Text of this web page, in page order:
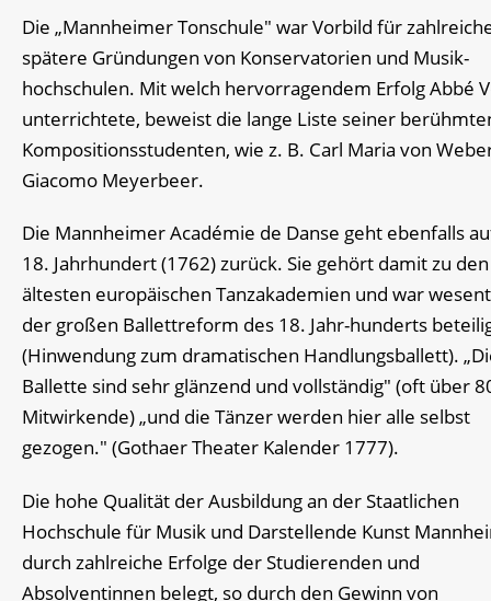
Die „Mannheimer Tonschule" war Vorbild für
spätere Gründungen von Konservatorien und Musik-
hochschulen. Mit welch hervorragendem Erfolg Abbé
unterrichtete, beweist die lange Liste seiner
Kompositionsstudenten, wie z. B. Carl Maria von
Giacomo Meyerbeer.
Die Mannheimer Académie de Danse geht ebenfalls
18. Jahrhundert (1762) zurück. Sie gehört damit zu den
ältesten europäischen Tanzakademien und war
der großen Ballettreform des 18. Jahr-hunderts
(Hinwendung zum dramatischen Handlungsballett).
Ballette sind sehr glänzend und vollständig" (oft über
Mitwirkende) „und die Tänzer werden hier alle selbst
gezogen." (Gothaer Theater Kalender 1777).
Die hohe Qualität der Ausbildung an der Staatlichen
Hochschule für Musik und Darstellende Kunst
durch zahlreiche Erfolge der Studierenden und
Absolventinnen belegt, so durch den Gewinn von